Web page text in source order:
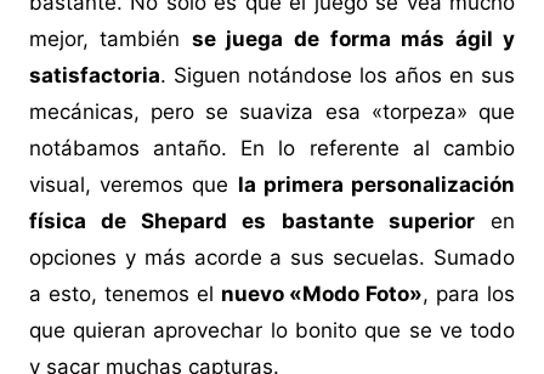
mejor, también se juega de forma más ágil y
satisfactoria. Siguen notándose los años en sus
mecánicas, pero se suaviza esa «torpeza» que
notábamos antaño. En lo referente al cambio
visual, veremos que la primera personalización
física de Shepard es bastante superioren
opciones y más acorde a sus secuelas. Sumado
a esto, tenemos el nuevo «Modo Foto», para los
que quieran aprovechar lo bonito que se ve todo
y sacar muchas capturas.